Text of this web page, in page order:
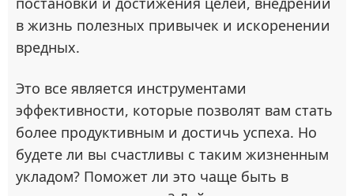
в жизнь полезных привычек и искоренении
вредных.
Это все является инструментами
эффективности, которые позволят вам стать
более продуктивным и достичь успеха. Но
будете ли вы счастливы с таким жизненным
укладом? Поможет ли это чаще быть в